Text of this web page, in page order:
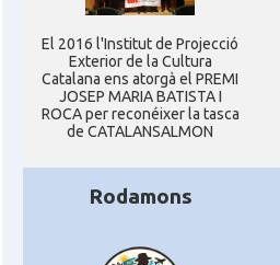
El 2016 l'Institut de Projecció
Exterior de la Cultura
Catalana ens atorgà el PREMI
JOSEP MARIA BATISTA I
ROCA per reconéixer la tasca
de CATALANSALMON
Rodamons